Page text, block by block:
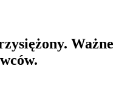
Ważne